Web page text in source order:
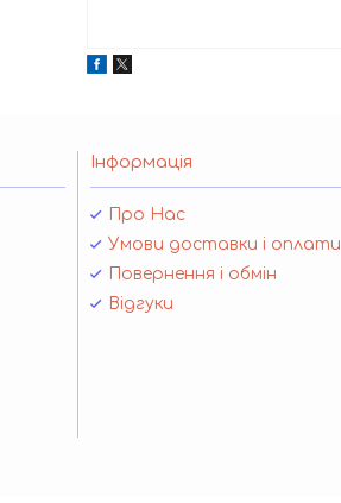
Інформація
Про Нас
Умови доставки і оплати
Повернення і обмін
Відгуки